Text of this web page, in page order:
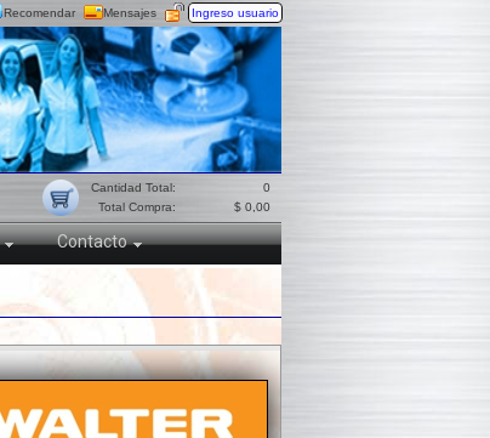
Mensajes
Recomendar Ingreso usuario
0
$ 0,00
Cantidad Total:
Total Compra:
Contacto